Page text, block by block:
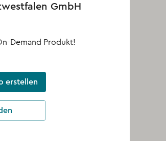
GmbH
Demand Produkt!
erstellen